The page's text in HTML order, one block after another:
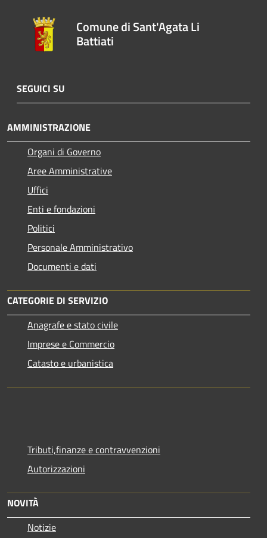
Comune di Sant'Agata Li
Battiati
SEGUICI SU
AMMINISTRAZIONE
Organi di Governo
Aree Amministrative
Uffici
Enti e fondazioni
Politici
Personale Amministrativo
Documenti e dati
CATEGORIE DI SERVIZIO
Anagrafe e stato civile
Imprese e Commercio
Catasto e urbanistica
Tributi,finanze e contravvenzioni
Autorizzazioni
NOVITÀ
Notizie